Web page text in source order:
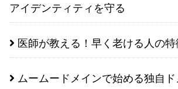
アイデンティティを守る
医師が教える！早く老ける人の
ムームードメインで始める独自ド